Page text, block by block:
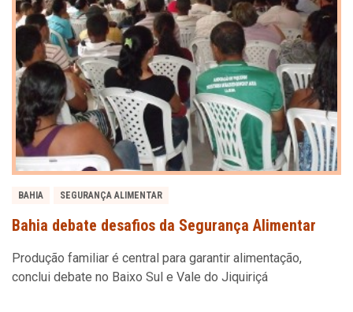
BAHIA SEGURANÇA ALIMENTAR
Bahia debate desafios da Segurança Alimentar
Produção familiar é central para garantir alimentação,
conclui debate no Baixo Sul e Vale do Jiquiriçá